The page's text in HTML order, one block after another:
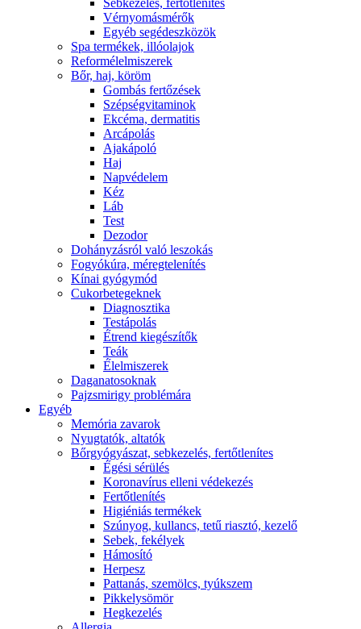
Sebkezelés, fertőtlenítés
Vérnyomásmérők
Egyéb segédeszközök
Spa termékek, illóolajok
Reformélelmiszerek
Bőr, haj, köröm
Gombás fertőzések
Szépségvitaminok
Ekcéma, dermatitis
Arcápolás
Ajakápoló
Haj
Napvédelem
Kéz
Láb
Test
Dezodor
Dohányzásról való leszokás
Fogyókúra, méregtelenítés
Kínai gyógymód
Cukorbetegeknek
Diagnosztika
Testápolás
É́trend kiegészítők
Teák
É́lelmiszerek
Daganatosoknak
Pajzsmirigy problémára
Egyéb
Memória zavarok
Nyugtatók, altatók
Bőrgyógyászat, sebkezelés, fertőtlenítes
É́gési sérülés
Koronavírus elleni védekezés
Fertőtlenítés
Higiéniás termékek
Szúnyog, kullancs, tetű riasztó, kezelő
Sebek, fekélyek
Hámosító
Herpesz
Pattanás, szemölcs, tyúkszem
Pikkelysömör
Hegkezelés